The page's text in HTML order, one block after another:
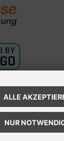
ALLE
NUR